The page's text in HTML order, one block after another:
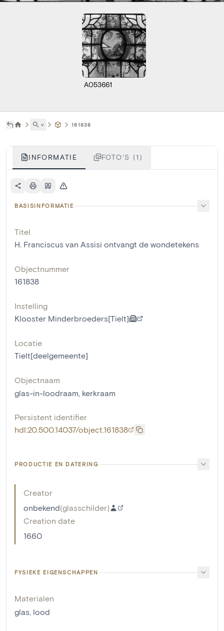
A053661
˅ 161838
INFORMATIE FOTO'S (1)
BASISINFORMATIE
Titel
H. Franciscus van Assisi ontvangt de wondetekens
Objectnummer
161838
Instelling
Klooster Minderbroeders[Tielt]
Locatie
Tielt[deelgemeente]
Objectnaam
glas-in-loodraam, kerkraam
Persistent identifier
hdl:20.500.14037/object.161838
PRODUCTIE EN DATERING
Creator
onbekend(glasschilder)
Creation date
1660
FYSIEKE EIGENSCHAPPEN
Materialen
glas, lood